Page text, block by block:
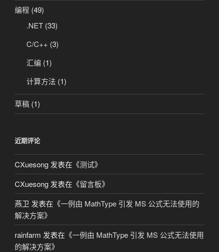
编程 (49)
.NET (33)
C/C++ (3)
汇编 (1)
计算方法 (1)
草稿 (1)
近期评论
CXuesong 发表在《测试》
CXuesong 发表在《留言板》
燕卫 发表在《一例由 MathType 引发 MS 公式无法使用的
解决方案》
rainfarm 发表在《一例由 MathType 引发 MS 公式无法使用
的解决方案》